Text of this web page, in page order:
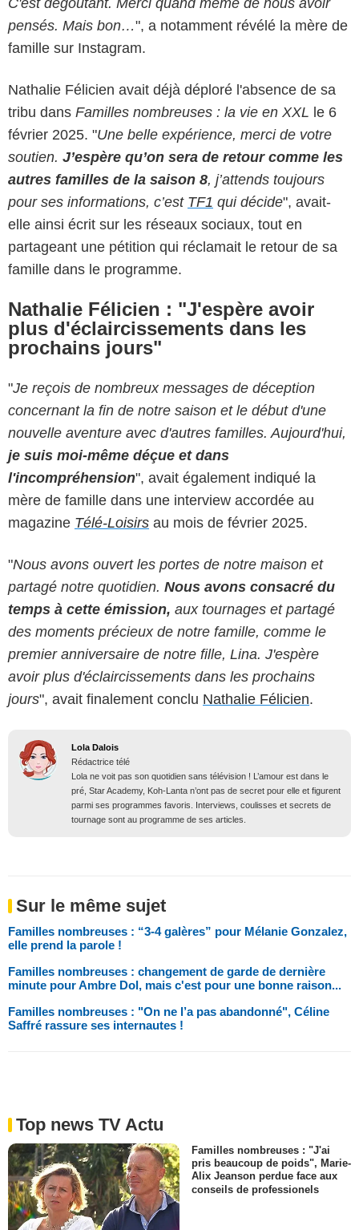
C'est dégoûtant. Merci quand même de nous avoir
pensés. Mais bon…", a notamment révélé la mère de
famille sur Instagram.
Nathalie Félicien avait déjà déploré l'absence de sa
tribu dans Familles nombreuses : la vie en XXL le 6
février 2025. "Une belle expérience, merci de votre
soutien. J’espère qu’on sera de retour comme les
autres familles de la saison 8, j’attends toujours
pour ses informations, c’est TF1 qui décide", avait-
elle ainsi écrit sur les réseaux sociaux, tout en
partageant une pétition qui réclamait le retour de sa
famille dans le programme.
Nathalie Félicien : "J'espère avoir
plus d'éclaircissements dans les
prochains jours"
"Je reçois de nombreux messages de déception
concernant la fin de notre saison et le début d'une
nouvelle aventure avec d'autres familles. Aujourd'hui,
je suis moi-même déçue et dans
l'incompréhension", avait également indiqué la
mère de famille dans une interview accordée au
magazine Télé-Loisirs au mois de février 2025.
"Nous avons ouvert les portes de notre maison et
partagé notre quotidien. Nous avons consacré du
temps à cette émission, aux tournages et partagé
des moments précieux de notre famille, comme le
premier anniversaire de notre fille, Lina. J'espère
avoir plus d'éclaircissements dans les prochains
jours", avait finalement conclu Nathalie Félicien.
Lola Dalois
Rédactrice télé
Lola ne voit pas son quotidien sans télévision ! L’amour est dans le
pré, Star Academy, Koh-Lanta n’ont pas de secret pour elle et figurent
parmi ses programmes favoris. Interviews, coulisses et secrets de
tournage sont au programme de ses articles.
Sur le même sujet
Familles nombreuses : “3-4 galères” pour Mélanie Gonzalez,
elle prend la parole !
Familles nombreuses : changement de garde de dernière
minute pour Ambre Dol, mais c'est pour une bonne raison...
Familles nombreuses : "On ne l’a pas abandonné", Céline
Saffré rassure ses internautes !
Top news TV Actu
Familles nombreuses : "J'ai
pris beaucoup de poids", Marie-
Alix Jeanson perdue face aux
conseils de professionels